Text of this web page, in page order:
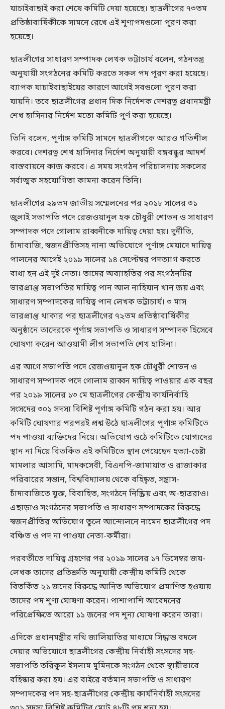
যাচাইবাছাই করা শেষে কমিটি দেয়া হয়েছে। ছাত্রলীগের ৭৩তম
প্রতিষ্ঠাবার্ষিকীকে সামনে রেখে এই শূণ্যপদগুলো পূরণ করা
হয়েছে।
ছাত্রলীগের সাধারণ সম্পাদক লেখক ভট্টাচার্য বলেন, গঠনতন্ত্র
অনুযায়ী সংগঠনের কমিটি করতে সকল পদ পূরণ করা হয়েছে।
ব্যাপক যাচাইবাছাইয়ের কারণে আগেই সবগুলো পূরণ করা
যায়নি। তবে ছাত্রলীগের প্রধান দিক নির্দেশক দেশরত্ন প্রধানমন্ত্রী
শেখ হাসিনার নির্দেশ মতো কমিটি পূর্ণ করা হয়েছে।
তিনি বলেন, পূর্ণাঙ্গ কমিটি সামনে ছাত্রলীগকে আরও গতিশীল
করবে। দেশরত্ন শেখ হাসিনার নির্দেশ অনুযায়ী বঙ্গবন্ধুর আদর্শ
বাস্তবায়নে কাজ করবে। এ সময় সংগঠন পরিচালনায় সকলের
সর্বাত্মক সহযোগিতা কামনা করেন তিনি।
ছাত্রলীগের ২৯তম জাতীয় সম্মেলনের পর ২০১৮ সালের ৩১
জুলাই সভাপতি পদে রেজওয়ানুল হক চৌধুরী শোভন ও সাধারণ
সম্পাদক পদে গোলাম রাব্বনীকে দায়িত্ব দেয়া হয়। দুর্নীতি,
চাঁদাবাজি, স্বজনপ্রীতিসহ নানা অভিযোগে পূর্ণাঙ্গ মেয়াদে দায়িত্ব
পালনের আগেই ২০১৯ সালের ১৪ সেপ্টেম্বর পদত্যাগ করতে
বাধ্য হন এই দুই নেতা। তাদের অব্যাহতির পর সংগঠনটির
ভারপ্রাপ্ত সভাপতির দায়িত্ব পান আল নাহিয়ান খান জয় এবং
সাধারণ সম্পাদকের দায়িত্ব পান লেখক ভট্টাচার্য। ৩ মাস
ভারপ্রাপ্ত থাকার পর ছাত্রলীগের ৭২তম প্রতিষ্ঠাবার্ষিকীর
অনুষ্ঠানে তাদেরকে পূর্ণাঙ্গ সভাপতি ও সাধারণ সম্পাদক হিসেবে
ঘোষণা করেন আওয়ামী লীগ সভাপতি শেখ হাসিনা।
এর আগে সভাপতি পদে রেজওয়ানুল হক চৌধুরী শোভন ও
সাধারণ সম্পাদক পদে গোলাম রাব্বন দায়িত্ব পাওয়ার এক বছর
পর ২০১৯ সালের ১৩ মে ছাত্রলীগের কেন্দ্রীয় কার্যনির্বাহি
সংসদের ৩০১ সদস্য বিশিষ্ট পূর্ণাঙ্গ কমিটি গঠন করা হয়। আর
কমিটি ঘোষণার পরপরই প্রশ্ন উঠে ছাত্রলীগের পূর্ণাঙ্গ কমিটিতে
পদ পাওয়া ব্যক্তিদের নিয়ে। অভিযোগ ওঠে কমিটিতে যোগ্যদের
স্থান না দিয়ে বিতর্কিত এই কমিটিতে স্থান পেয়েছেন হত্যা-চেষ্টা
মামলার আসামি, মাদকসেবী, বিএনপি-জামায়াত ও রাজাকার
পরিবারের সন্তান, বিশ্ববিদ্যালয় থেকে বহিষ্কৃত, সন্ত্রাস-
চাঁদাবাজিতে যুক্ত, বিবাহিত, সংগঠনে নিষ্ক্রিয় এবং অ-ছাত্ররাও।
এছাড়াও সংগঠনের সভাপতি ও সাধারণ সম্পাদকের বিরুদ্ধে
স্বজনপ্রীতির অভিযোগ তুলে আন্দোলনে নামেন ছাত্রলীগের পদ
বঞ্চিত ও পদ না পাওয়া নেতা-কর্মীরা।
পরবর্তীতে দায়িত্ব গ্রহণের পর ২০১৯ সালের ১৭ ডিসেম্বর জয়-
লেখক তাদের প্রতিশ্রুতি অনুযায়ী কেন্দ্রীয় কমিটি থেকে
বিতর্কিত ২১ জনের বিরুদ্ধে আনিত অভিযোগ প্রমাণিত হওয়ায়
তাদের পদ শূণ্য ঘোষণা করেন। পাশাপাশি আবেদনের
পরিপ্রেক্ষিতে আরো ১১ জনের পদ শূন্য ঘোষণা করেন তারা।
এদিকে প্রধানমন্ত্রীর নথি জালিয়াতির মাধ্যমে সিদ্ধান্ত বদলে
দেয়ার অভিযোগে ছাত্রলীগের কেন্দ্রীয় নির্বাহী সংসদের সহ-
সভাপতি তরিকুল ইসলাম মুমিনকে সংগঠন থেকে স্থায়ীভাবে
বহিষ্কার করা হয়। এর বাইরে বর্তমান সভাপতি ও সাধারণ
সম্পাদকের পদ সহ-ছাত্রলীগের কেন্দ্রীয় কার্যনির্বাহী সংসদের